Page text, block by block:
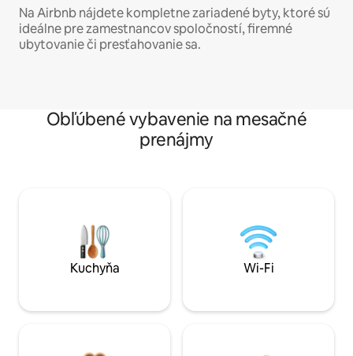
Na Airbnb nájdete kompletne zariadené byty, ktoré sú
ideálne pre zamestnancov spoločností, firemné
ubytovanie či presťahovanie sa.
Obľúbené vybavenie na mesačné
prenájmy
Kuchyňa Wi-Fi